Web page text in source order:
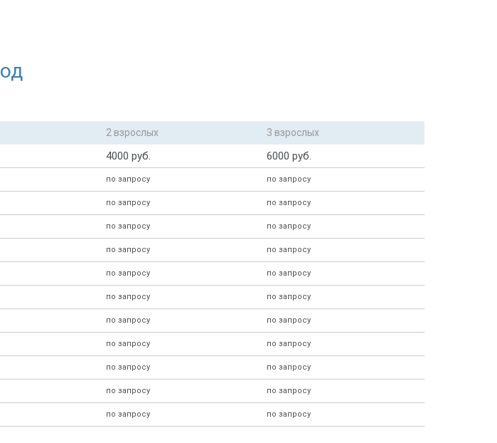
2 взрослых 3 взрослых
4000 руб.
6000 руб.
по запросу по запросу
по запросу по запросу
по запросу по запросу
по запросу по запросу
по запросу по запросу
по запросу по запросу
по запросу по запросу
по запросу по запросу
по запросу по запросу
по запросу по запросу
по запросу по запросу